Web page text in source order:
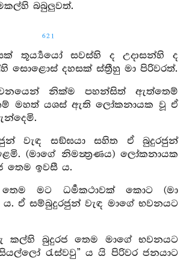
බබුලුවත්.
621
තූර්‍ය්‍යයෝ සවස්හි ද උදාසන්හි ද
සොළොස් දහසක් ස්ත්‍රීහු මා පිරිවරත්.
නික්ම පහන්සිත් ඇත්තෙම්
මහත් යශස් ඇති ලෝකනායක වූ ඒ
වැඳ සඞ්ඝයා සහිත ඒ බුදුරජුන්
(මාගේ නිමන්‍ත්‍රණය) ලෝකනායක
තෙම ඉවසී ය.
තෙම මට ධර්‍මකථාවක් කොට (මා
ඒ සම්බුදුරජුන් වැඳ මාගේ භවනයට
කල්හි බුදුරජ තෙම මාගේ භවනයට
රැස්වවු” ය යි පිරිවර ජනයාට